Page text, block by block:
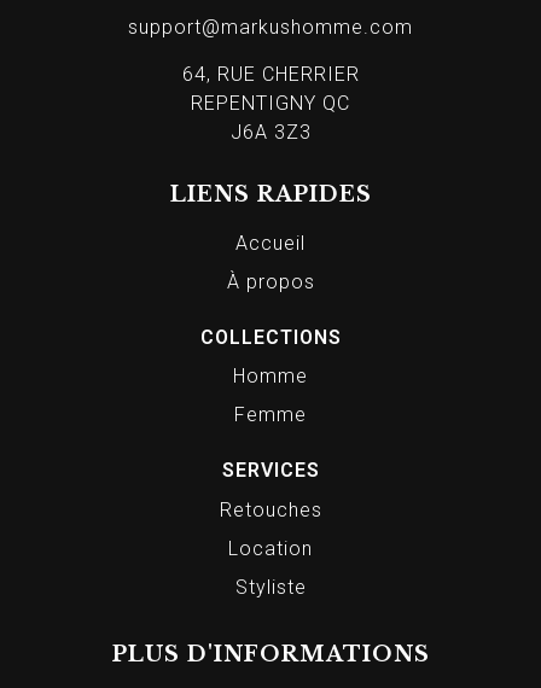
support@markushomme.com
64, RUE CHERRIER
REPENTIGNY QC
J6A 3Z3
LIENS RAPIDES
Accueil
À propos
COLLECTIONS
Homme
Femme
SERVICES
Retouches
Location
Styliste
PLUS D'INFORMATIONS